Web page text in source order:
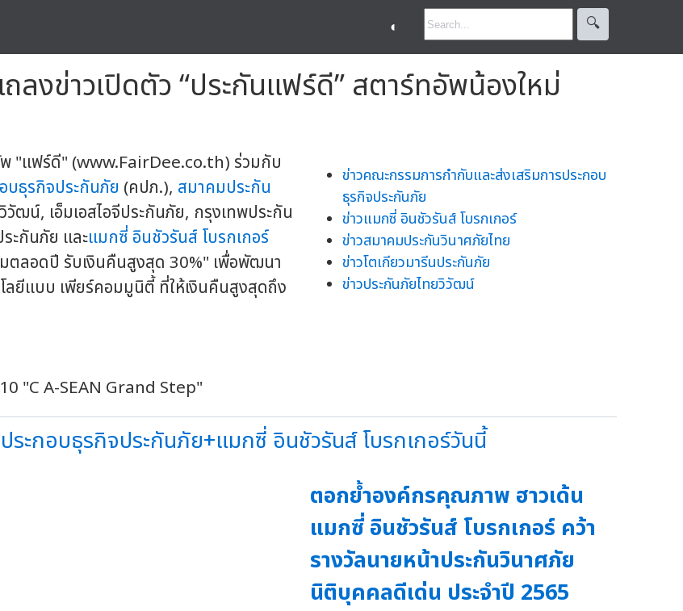
◐ 🔍︎
ลงข่าวเปิดตัว “ประกันแฟร์ดี” สตาร์ทอัพน้องใหม่
แฟร์ดี" (www.FairDee.co.th) ร่วมกับ
บธุรกิจประกันภัย (คปภ.), สมาคมประกัน
ฒน์, เอ็มเอสไอจีประกันภัย, กรุงเทพประกัน
ะกันภัย และแมกซี่ อินชัวรันส์ โบรกเกอร์
ตลอดปี รับเงินคืนสูงสุด 30%" เพื่อพัฒนา
ลยีแบบ เพียร์คอมมูนิตี้ ที่ให้เงินคืนสูงสุดถึง
"C A-SEAN Grand Step"
ข่าวคณะกรรมการกำกับและส่งเสริมการประกอบ
ธุรกิจประกันภัย
ข่าวแมกซี่ อินชัวรันส์ โบรกเกอร์
ข่าวสมาคมประกันวินาศภัยไทย
ข่าวโตเกียวมารีนประกันภัย
ข่าวประกันภัยไทยวิวัฒน์
ระกอบธุรกิจประกันภัย+แมกซี่ อินชัวรันส์ โบรกเกอร์วันนี้
ตอกย้ำองค์กรคุณภาพ ฮาวเด้น
แมกซี่ อินชัวรันส์ โบรกเกอร์ คว้า
รางวัลนายหน้าประกันวินาศภัย
นิติบุคคลดีเด่น ประจำปี 2565